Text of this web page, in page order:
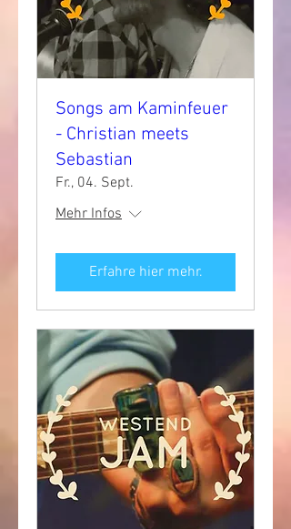
Songs am Kaminfeuer
- Christian meets
Sebastian
Fr., 04. Sept.
Mehr Infos
Erfahre hier mehr.